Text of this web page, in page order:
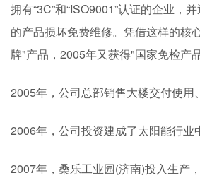
拥有“3C”和“ISO9001”认证的企业
的产品损坏免费维修。凭借这样的核
牌"产品，2005年又获得"国家免检产品
2005年，公司总部销售大楼交付使
2006年，公司投资建成了太阳能行
2007年，桑乐工业园(济南)投入生产